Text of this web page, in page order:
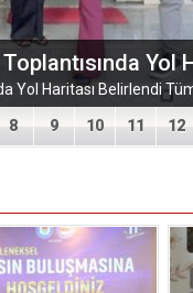
Yol
8 9 10 11 12